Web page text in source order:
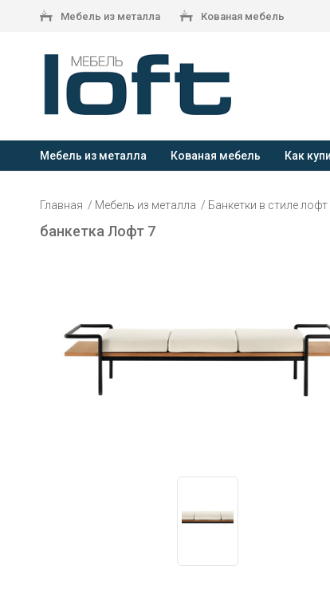
Мебель из металла Кованая мебель
Мебель из металла Кованая мебель Как
Главная Мебель из металла Банкетки в стиле лофт
банкетка Лофт 7